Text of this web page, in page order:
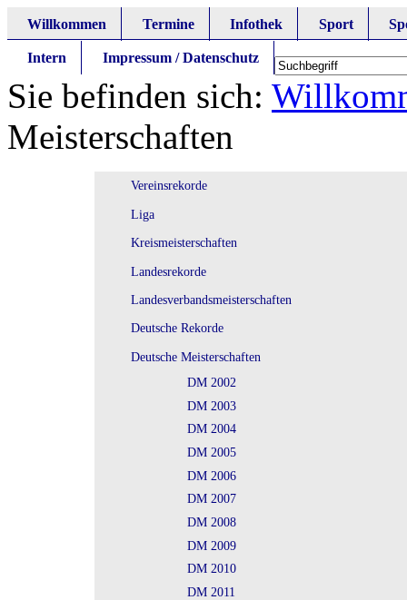
Willkommen Termine Infothek Sport
Intern Impressum / Datenschutz
Sie befinden sich:
Meisterschaften
Vereinsrekorde
Liga
Kreismeisterschaften
Landesrekorde
Landesverbandsmeisterschaften
Deutsche Rekorde
Deutsche Meisterschaften
DM 2002
DM 2003
DM 2004
DM 2005
DM 2006
DM 2007
DM 2008
DM 2009
DM 2010
DM 2011